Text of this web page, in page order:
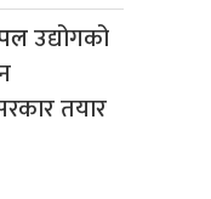
उद्योगको
तयार